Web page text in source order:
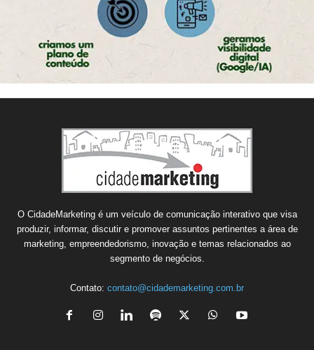
O CidadeMarketing é um veículo de comunicação interativo que visa
produzir, informar, discutir e promover assuntos pertinentes a área de
marketing, empreendedorismo, inovação e temas relacionados ao
segmento de negócios.
Contato: contato@cidademarketing.com.br